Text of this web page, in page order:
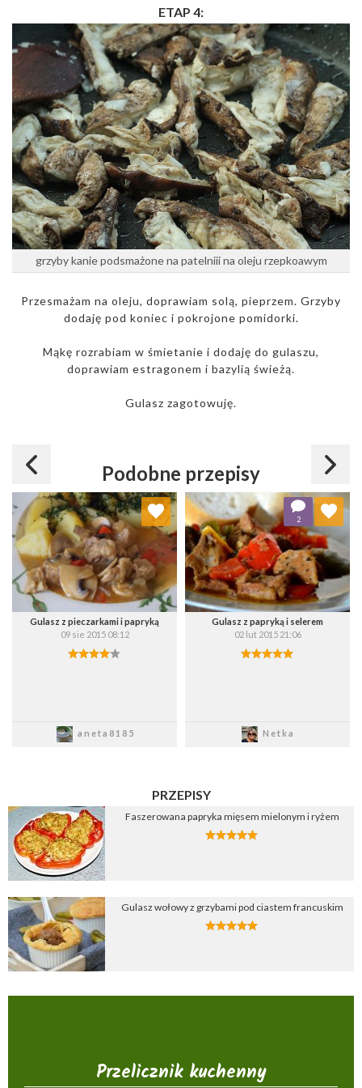
ETAP 4:
grzyby kanie podsmażone na patelniii na oleju rzepkoawym
Przesmażam na oleju, doprawiam solą, pieprzem. Grzyby
dodaję pod koniec i pokrojone pomidorki.
Mąkę rozrabiam w śmietanie i dodaję do gulaszu,
doprawiam estragonem i bazylią świeżą.
Gulasz zagotowuję.
Podobne przepisy
Gulasz z pieczarkami i papryką
09 sie 2015 08:12
aneta8185
Dodaj do ulubionych
Wybierz listę:
Zapisz
Gulasz z papryką i selerem
02 lut 2015 21:06
Netka
2
Dodaj do ulubionych
Wybierz listę:
Zapisz
PRZEPISY
Faszerowana papryka mięsem mielonym i ryżem
Gulasz wołowy z grzybami pod ciastem francuskim
Przelicznik kuchenny